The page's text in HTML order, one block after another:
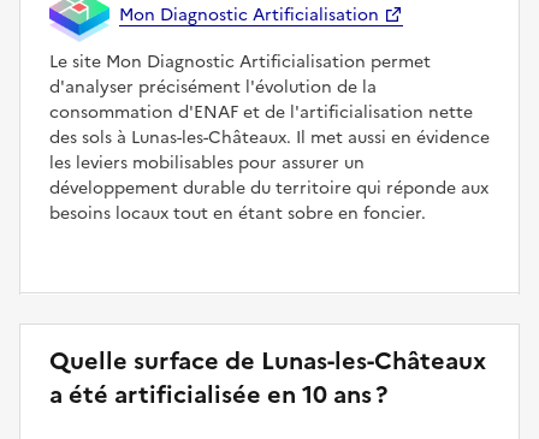
Mon Diagnostic Artificialisation
Le site Mon Diagnostic Artificialisation permet
d'analyser précisément l'évolution de la
consommation d'ENAF et de l'artificialisation nette
des sols à Lunas-les-Châteaux. Il met aussi en évidence
les leviers mobilisables pour assurer un
développement durable du territoire qui réponde aux
besoins locaux tout en étant sobre en foncier.
Quelle surface de Lunas-les-Châteaux
a été artificialisée en 10 ans ?